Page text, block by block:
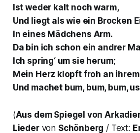
Ist weder kalt noch warm,
Und liegt als wie ein Brocken
In eines Mädchens Arm.
Da bin ich schon ein andrer
Ich spring‘ um sie herum;
Mein Herz klopft froh an
Und machet bum, bum, bum,
(Aus dem Spiegel von
Liedervon Schönberg / Text: